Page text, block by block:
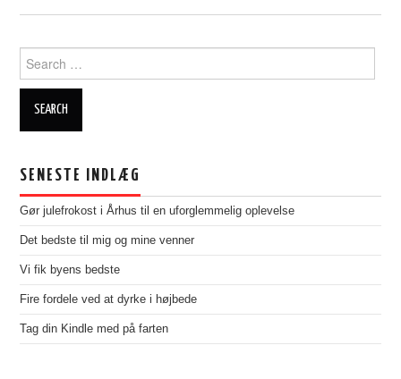
for:
SENESTE INDLÆG
Gør julefrokost i Århus til en uforglemmelig oplevelse
Det bedste til mig og mine venner
Vi fik byens bedste
Fire fordele ved at dyrke i højbede
Tag din Kindle med på farten